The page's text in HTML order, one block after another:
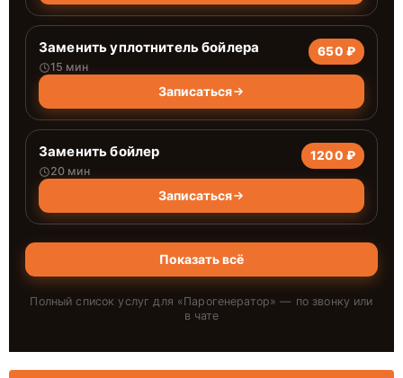
Заменить уплотнитель бойлера
15 мин
650 ₽
Записаться
Заменить бойлер
20 мин
1200 ₽
Записаться
Показать всё
Полный список услуг для «Парогенератор» — по звонку или
в чате